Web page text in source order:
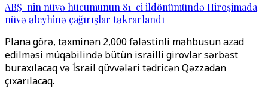
ABŞ-nin nüvə hücumunun 81-ci ildönümündə Hiroşimada
nüvə əleyhinə çağırışlar təkrarlandı
Plana görə, təxminən 2,000 fələstinli məhbusun azad
edilməsi müqabilində bütün israilli girovlar sərbəst
buraxılacaq və İsrail qüvvələri tədricən Qəzzadan
çıxarılacaq.